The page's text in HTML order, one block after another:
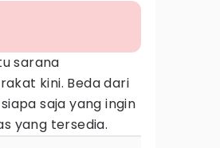
sarana
kini. Beda dari
saja yang ingin
yang tersedia.